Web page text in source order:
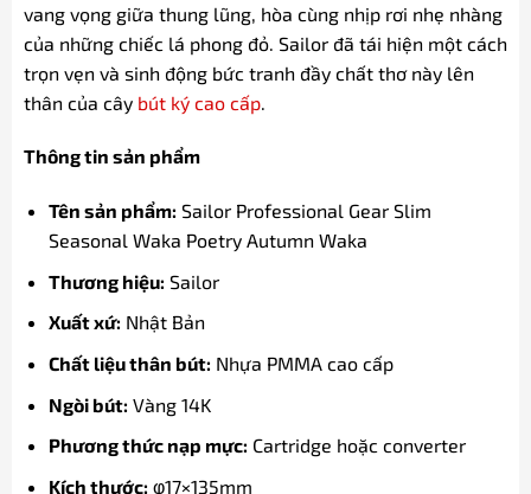
vang vọng giữa thung lũng, hòa cùng nhịp rơi nhẹ nhàng
của những chiếc lá phong đỏ. Sailor đã tái hiện một cách
trọn vẹn và sinh động bức tranh đầy chất thơ này lên
thân của cây bút ký cao cấp.
Thông tin sản phẩm
Tên sản phẩm: Sailor Professional Gear Slim
Seasonal Waka Poetry Autumn Waka
Thương hiệu: Sailor
Xuất xứ: Nhật Bản
Chất liệu thân bút: Nhựa PMMA cao cấp
Ngòi bút: Vàng 14K
Phương thức nạp mực: Cartridge hoặc converter
Kích thước: φ17×135mm